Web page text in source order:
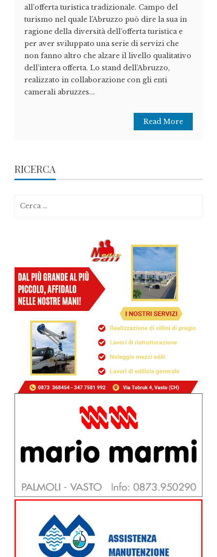
all’offerta turistica tradizionale. Campo del
turismo nel quale l’Abruzzo può dire la sua in
ragione della diversità dell’offerta turistica e
per aver sviluppato una serie di servizi che
non fanno altro che alzare il livello qualitativo
dell’intera offerta. Lo stand dell’Abruzzo,
realizzato in collaborazione con gli enti
camerali abruzzes...
Read More
RICERCA